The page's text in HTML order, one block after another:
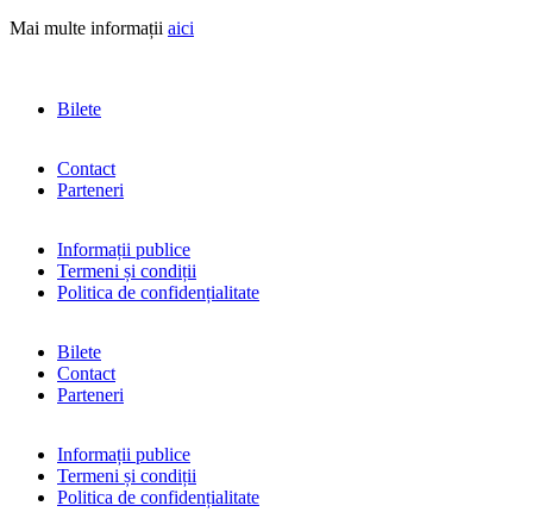
Mai multe informații aici
Bilete
Contact
Parteneri
Informații publice
Termeni și condiții
Politica de confidențialitate
Bilete
Contact
Parteneri
Informații publice
Termeni și condiții
Politica de confidențialitate